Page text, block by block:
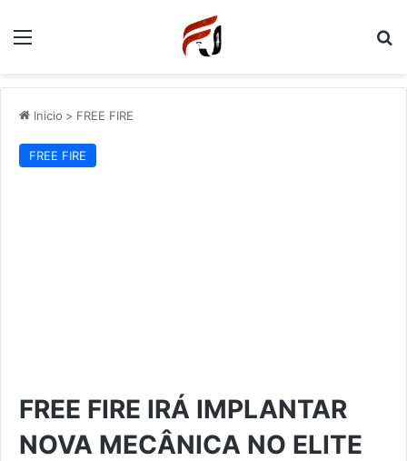
Menu
Inicio > FREE FIRE
FREE FIRE
FREE FIRE IRÁ IMPLANTAR
NOVA MECÂNICA NO ELITE